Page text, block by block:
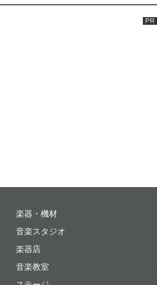
楽器・機材
音楽スタジオ
楽器店
音楽教室